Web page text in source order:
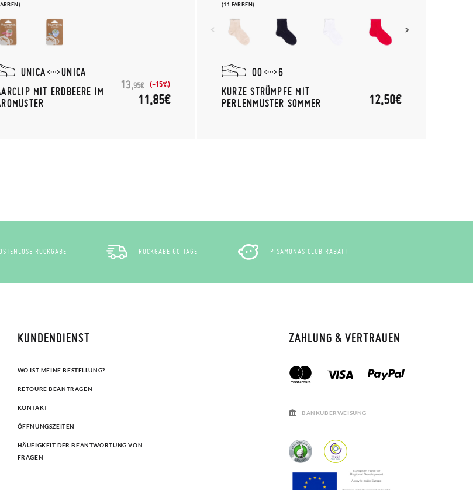
UNICA
UNICA
MIT ERDBEERE IM
13,95€ (-15%)
11,85€
(11 FARBEN)
00
6
KURZE STRÜMPFE MIT
PERLENMUSTER SOMMER
12,50€
RÜCKGABE RÜCKGABE 60 TAGE PISAMONAS CLUB RABATT
KUNDENDIENST
WO IST MEINE BESTELLUNG?
RETOURE BEANTRAGEN
KONTAKT
ÖFFNUNGSZEITEN
HÄUFIGKEIT DER BEANTWORTUNG VON
FRAGEN
ZAHLUNG & VERTRAUEN
BANKÜBERWEISUNG